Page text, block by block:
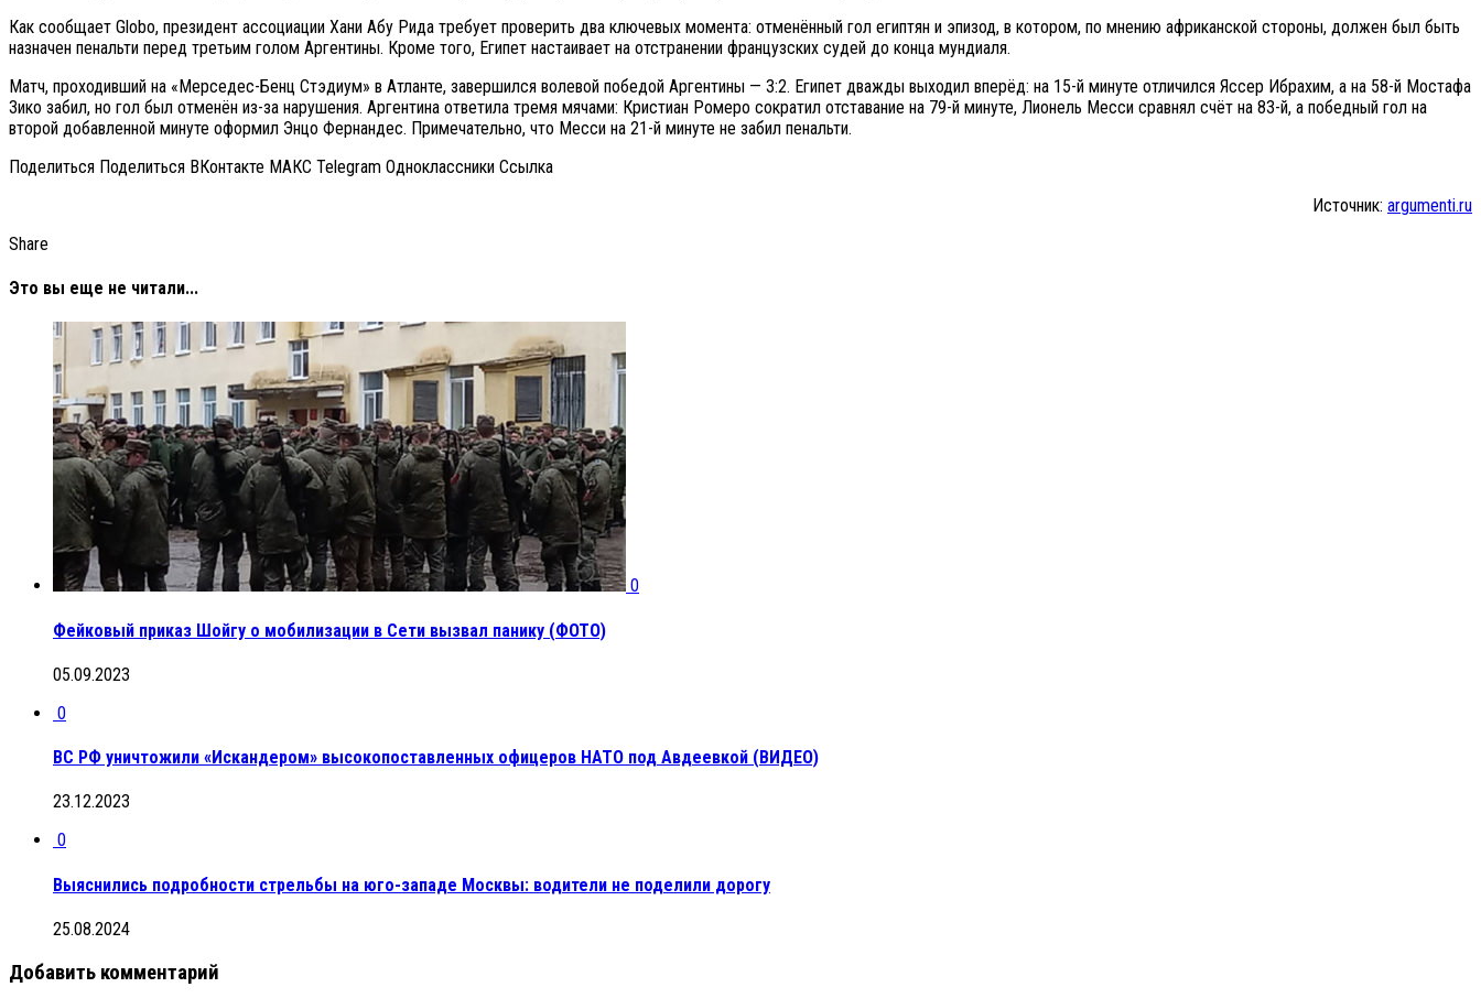
Как сообщает Globo, президент ассоциации Хани Абу Рида требует проверить два ключевых момента: отменённый гол египтян и эпизод, в котором, по мнению африканской стороны, должен был быть
назначен пенальти перед третьим голом Аргентины. Кроме того, Египет настаивает на отстранении французских судей до конца мундиаля.
Матч, проходивший на «Мерседес-Бенц Стэдиум» в Атланте, завершился волевой победой Аргентины — 3:2. Египет дважды выходил вперёд: на 15-й минуте отличился Яссер Ибрахим, а на 58-й Мостафа
Зико забил, но гол был отменён из-за нарушения. Аргентина ответила тремя мячами: Кристиан Ромеро сократил отставание на 79-й минуте, Лионель Месси сравнял счёт на 83-й, а победный гол на
второй добавленной минуте оформил Энцо Фернандес. Примечательно, что Месси на 21-й минуте не забил пенальти.
Поделиться Поделиться ВКонтакте МАКС Telegram Одноклассники Cсылка
Источник: argumenti.ru
Share
Это вы еще не читали...
0
Фейковый приказ Шойгу о мобилизации в Сети вызвал панику (ФОТО)
05.09.2023
0
ВС РФ уничтожили «Искандером» высокопоставленных офицеров НАТО под Авдеевкой (ВИДЕО)
23.12.2023
0
Выяснились подробности стрельбы на юго-западе Москвы: водители не поделили дорогу
25.08.2024
Добавить комментарий